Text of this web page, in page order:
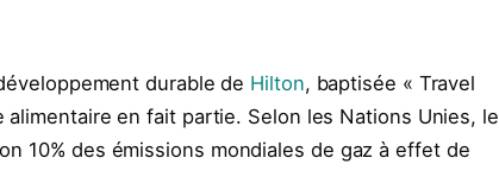
durable de Hilton, baptisée « Travel
en fait partie. Selon les Nations Unies, le
10% des émissions mondiales de gaz à effet de